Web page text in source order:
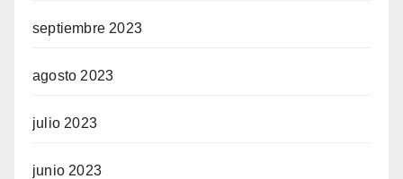
septiembre 2023
agosto 2023
julio 2023
junio 2023